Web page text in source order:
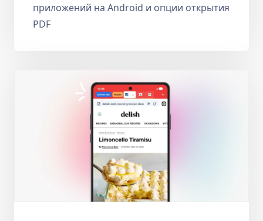
приложений на Android и опции открытия
PDF